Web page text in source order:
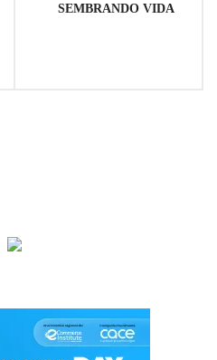
SEMBRANDO VIDA